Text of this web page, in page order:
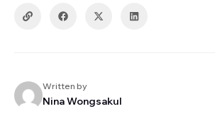
Written by
Nina Wongsakul